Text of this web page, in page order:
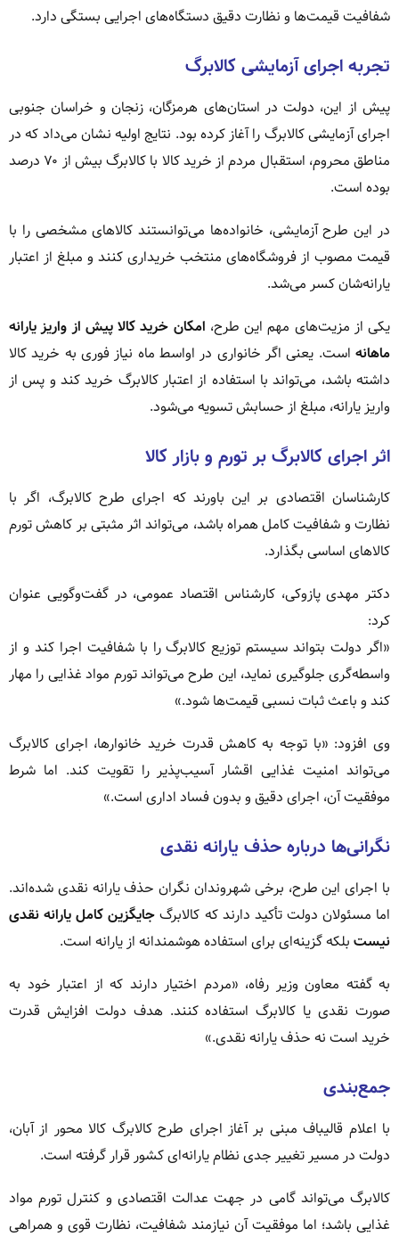
شفافیت قیمت‌ها و نظارت دقیق دستگاه‌های اجرایی بستگی دارد.
تجربه اجرای آزمایشی کالابرگ
پیش از این، دولت در استان‌های هرمزگان، زنجان و خراسان جنوبی
اجرای آزمایشی کالابرگ را آغاز کرده بود. نتایج اولیه نشان می‌داد که در
مناطق محروم، استقبال مردم از خرید کالا با کالابرگ بیش از ۷۰ درصد
بوده است.
در این طرح آزمایشی، خانواده‌ها می‌توانستند کالاهای مشخصی را با
قیمت مصوب از فروشگاه‌های منتخب خریداری کنند و مبلغ از اعتبار
یارانه‌شان کسر می‌شد.
یکی از مزیت‌های مهم این طرح، امکان خرید کالا پیش از واریز یارانه
ماهانه است. یعنی اگر خانواری در اواسط ماه نیاز فوری به خرید کالا
داشته باشد، می‌تواند با استفاده از اعتبار کالابرگ خرید کند و پس از
واریز یارانه، مبلغ از حسابش تسویه می‌شود.
اثر اجرای کالابرگ بر تورم و بازار کالا
کارشناسان اقتصادی بر این باورند که اجرای طرح کالابرگ، اگر با
نظارت و شفافیت کامل همراه باشد، می‌تواند اثر مثبتی بر کاهش تورم
کالاهای اساسی بگذارد.
دکتر مهدی پازوکی، کارشناس اقتصاد عمومی، در گفت‌وگویی عنوان
کرد:
«اگر دولت بتواند سیستم توزیع کالابرگ را با شفافیت اجرا کند و از
واسطه‌گری جلوگیری نماید، این طرح می‌تواند تورم مواد غذایی را مهار
کند و باعث ثبات نسبی قیمت‌ها شود.»
وی افزود: «با توجه به کاهش قدرت خرید خانوارها، اجرای کالابرگ
می‌تواند امنیت غذایی اقشار آسیب‌پذیر را تقویت کند. اما شرط
موفقیت آن، اجرای دقیق و بدون فساد اداری است.»
نگرانی‌ها درباره حذف یارانه نقدی
با اجرای این طرح، برخی شهروندان نگران حذف یارانه نقدی شده‌اند.
اما مسئولان دولت تأکید دارند که کالابرگ جایگزین کامل یارانه نقدی
نیست بلکه گزینه‌ای برای استفاده هوشمندانه از یارانه است.
به گفته معاون وزیر رفاه، «مردم اختیار دارند که از اعتبار خود به
صورت نقدی یا کالابرگ استفاده کنند. هدف دولت افزایش قدرت
خرید است نه حذف یارانه نقدی.»
جمع‌بندی
با اعلام قالیباف مبنی بر آغاز اجرای طرح کالابرگ کالا محور از آبان،
دولت در مسیر تغییر جدی نظام یارانه‌ای کشور قرار گرفته است.
کالابرگ می‌تواند گامی در جهت عدالت اقتصادی و کنترل تورم مواد
غذایی باشد؛ اما موفقیت آن نیازمند شفافیت، نظارت قوی و همراهی